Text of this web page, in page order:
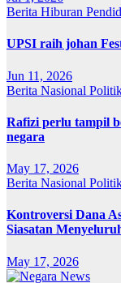
Berita Hiburan
UPSI raih johan
Jun 11, 2026
Berita Nasional
Rafizi perlu tampil
negara
May 17, 2026
Berita Nasional
Kontroversi Dana
Siasatan
May 17, 2026